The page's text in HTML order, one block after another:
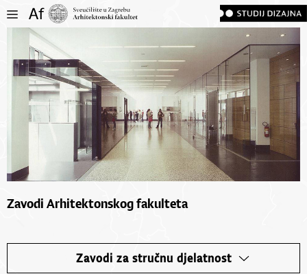
Zavodi Arhitektonskog fakulteta
Zavodi za stručnu djelatnost